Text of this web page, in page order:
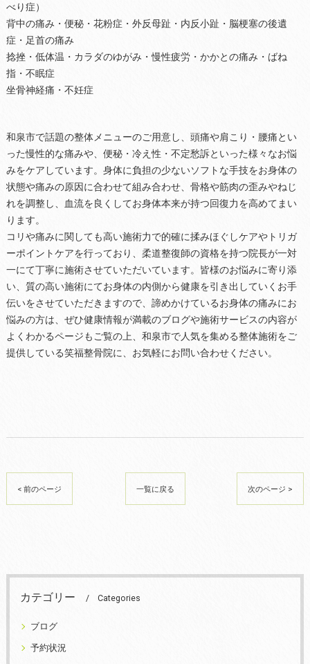
べり症）
背中の痛み・便秘・花粉症・外反母趾・内反小趾・脳梗塞の後遺
症・足首の痛み
捻挫・低体温・カラダのゆがみ・慢性疲労・かかとの痛み・ばね
指・不眠症
坐骨神経痛・不妊症
和泉市で話題の整体メニューのご用意し、頭痛や肩こり・腰痛とい
った慢性的な痛みや、便秘・冷え性・不定愁訴といった様々なお悩
みをケアしています。身体に負担の少ないソフトな手技をお身体の
状態や痛みの原因に合わせて組み合わせ、骨格や筋肉の歪みやねじ
れを調整し、血流を良くしてお身体本来が持つ回復力を高めてまい
ります。
コリや痛みに関しても高い施術力で的確に揉みほぐしケアやトリガ
ーポイントケアを行っており、柔道整復師の資格を持つ院長が一対
一にて丁寧に施術させていただいています。皆様のお悩みに寄り添
い、質の高い施術にてお身体の内側から健康を引き出していくお手
伝いをさせていただきますので、諦めかけているお身体の痛みにお
悩みの方は、ぜひ健康情報が満載のブログや施術サービスの内容が
よくわかるページもご覧の上、和泉市で人気を集める整体施術をご
提供している笑福整骨院に、お気軽にお問い合わせください。
< 前のページ 一覧に戻る 次のページ >
カテゴリー Categories
ブログ
予約状況